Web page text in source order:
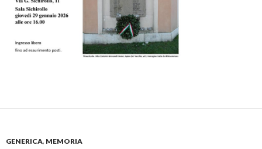
GENERICA, MEMORIA